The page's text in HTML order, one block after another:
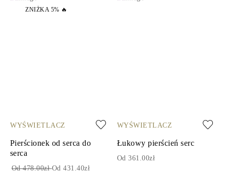
ZNIŻKA 5% 🔥
WYŚWIETLACZ
Pierścionek od serca do
serca
Od 478.00złOd 431.40zł
WYŚWIETLACZ
Łukowy pierścień serc
Od 361.00zł